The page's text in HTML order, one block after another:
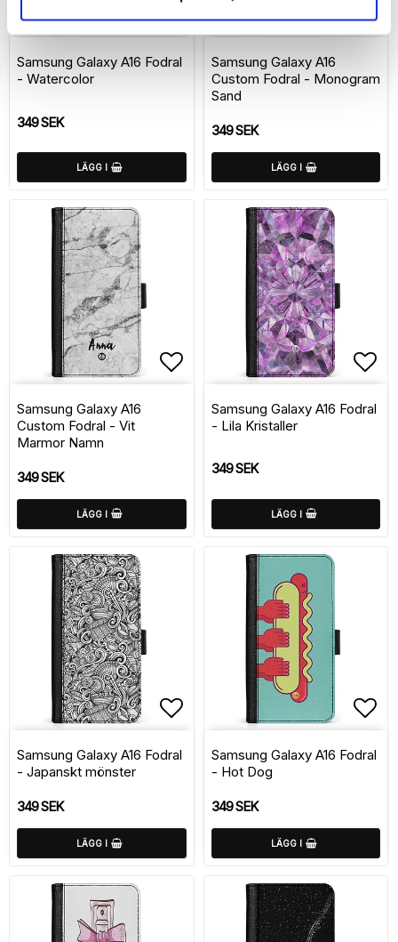
Lägg till i favoritlistan
Samsung Galaxy A16 Fodral
- Watercolor
349 SEK
LÄGG I
Samsung Galaxy A16
Custom Fodral - Monogram
Sand
349 SEK
LÄGG I
Lägg till i favoritlistan
Samsung Galaxy A16
Custom Fodral - Vit
Marmor Namn
349 SEK
LÄGG I
Samsung Galaxy A16 Fodral
- Lila Kristaller
349 SEK
LÄGG I
Lägg till i favoritlistan
Samsung Galaxy A16 Fodral
- Japanskt mönster
349 SEK
LÄGG I
Samsung Galaxy A16 Fodral
- Hot Dog
349 SEK
LÄGG I